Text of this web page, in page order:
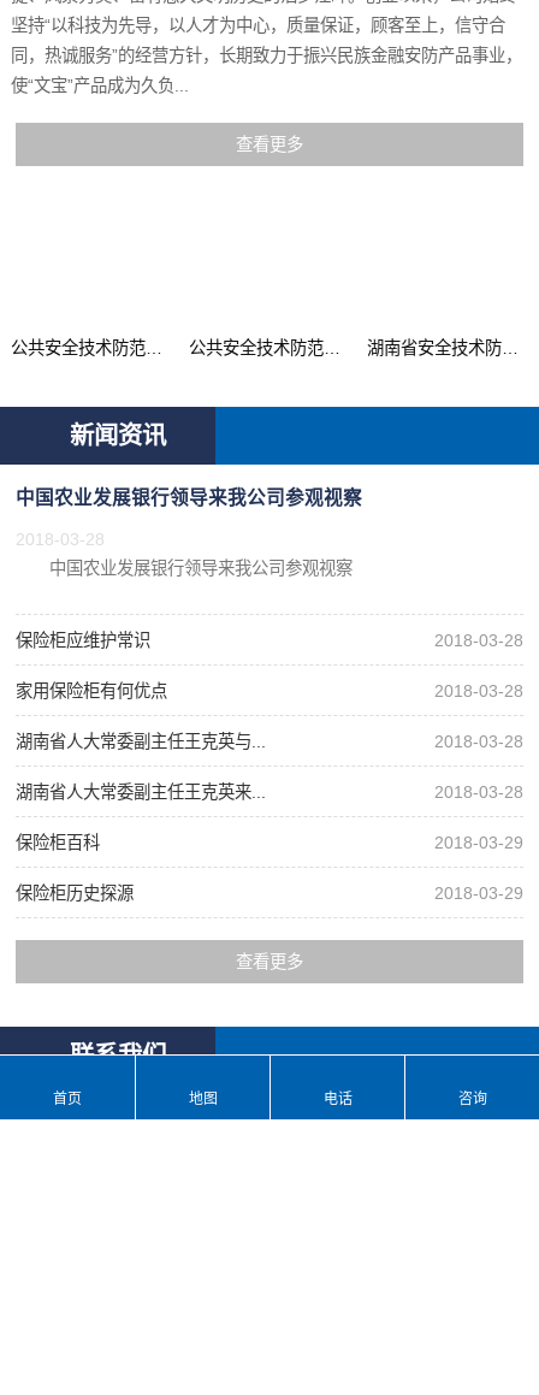
坚持“以科技为先导，以人才为中心，质量保证，顾客至上，信守合
同，热诚服务”的经营方针，长期致力于振兴民族金融安防产品事业，
使“文宝”产品成为久负...
查看更多
公共安全技术防范产品... 公共安全技术防范系统... 湖南省安全技术防范行...
新闻资讯
中国农业发展银行领导来我公司参观视察
2018-03-28
中国农业发展银行领导来我公司参观视察
保险柜应维护常识 2018-03-28
家用保险柜有何优点 2018-03-28
湖南省人大常委副主任王克英与... 2018-03-28
湖南省人大常委副主任王克英来... 2018-03-28
保险柜百科 2018-03-29
保险柜历史探源 2018-03-29
查看更多
联系我们
首页 地图 电话 咨询